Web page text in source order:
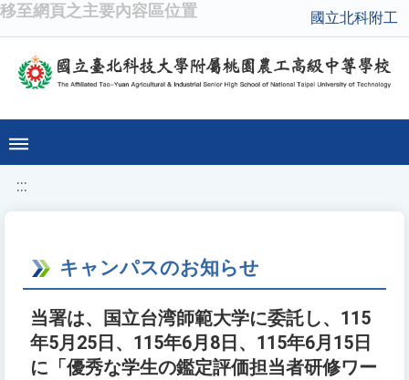
移至網頁之主要內容區位置 國立北科附工
:::
キャンパスのお知らせ
当署は、国立台湾師範大学に委託し、115
年5月25日、115年6月8日、115年6月15日
に「優秀な学生の鑑定評価担当者研修ワー